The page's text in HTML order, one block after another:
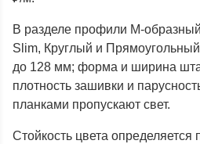
В разделе профили М-
Slim, Круглый и
до 128 мм; форма и ширина
плотность зашивки и
планками пропускают свет.
Стойкость цвета